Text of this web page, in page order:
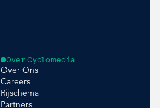
Over Cyclomedia
Over Ons
Careers
Rijschema
Partners